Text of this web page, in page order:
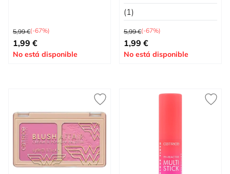
Precio habitual
5,99 €(-67%)
Tan bajo como
1,99 €
No está disponible
(1)
Precio habitual
5,99 €(-67%)
Precio especial
1,99 €
No está disponible